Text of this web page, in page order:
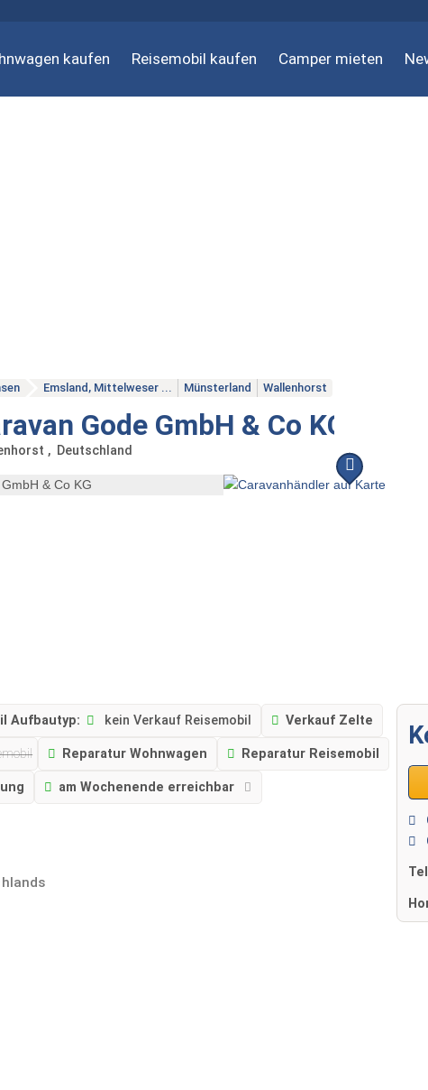
kaufen Reisemobil kaufen Camper mieten
Emsland, Mittelweser ... Münsterland Wallenhorst
Gode GmbH & Co KG
Deutschland
Aufbautyp: kein Verkauf Reisemobil Verkauf Zelte
Reparatur Wohnwagen Reparatur Reisemobil
am Wochenende erreichbar